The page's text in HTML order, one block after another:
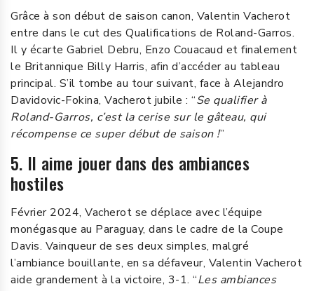
Grâce à son début de saison canon, Valentin Vacherot
entre dans le cut des Qualifications de Roland-Garros.
Il y écarte Gabriel Debru, Enzo Couacaud et finalement
le Britannique Billy Harris, afin d’accéder au tableau
principal. S’il tombe au tour suivant, face à Alejandro
Davidovic-Fokina, Vacherot jubile : “Se qualifier à
Roland-Garros, c’est la cerise sur le gâteau, qui
récompense ce super début de saison !”
5. Il aime jouer dans des ambiances
hostiles
Février 2024, Vacherot se déplace avec l’équipe
monégasque au Paraguay, dans le cadre de la Coupe
Davis. Vainqueur de ses deux simples, malgré
l’ambiance bouillante, en sa défaveur, Valentin Vacherot
aide grandement à la victoire, 3-1. “Les ambiances